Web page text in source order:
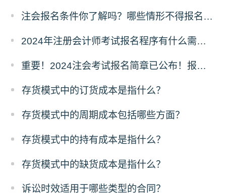
注会报名条件你了解吗？哪些情形不得报名参加考试？
2024年注册会计师考试报名程序有什么需要注意的地方？
重要！2024注会考试报名简章已公布！报考条件、考试安排确定!
存货模式中的订货成本是指什么？
存货模式中的周期成本包括哪些方面？
存货模式中的持有成本是指什么？
存货模式中的缺货成本是指什么？
诉讼时效适用于哪些类型的合同？